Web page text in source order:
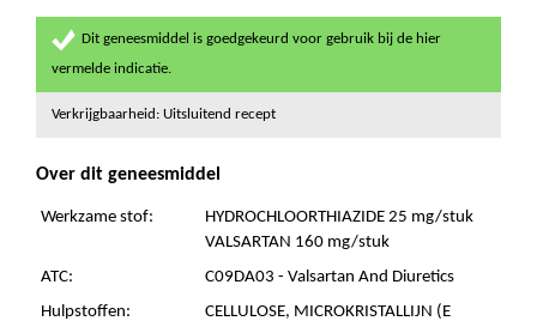
Dit geneesmiddel is goedgekeurd voor gebruik bij de hier
vermelde indicatie.
Verkrijgbaarheid: Uitsluitend recept
Over dit geneesmiddel
Werkzame stof:
HYDROCHLOORTHIAZIDE 25 mg/stuk
VALSARTAN 160 mg/stuk
ATC:
C09DA03 - Valsartan And Diuretics
Hulpstoffen:
CELLULOSE, MICROKRISTALLIJN (E